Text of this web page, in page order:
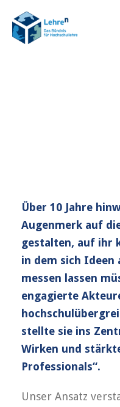
Über 10 Jahre
Augenmerk auf
gestalten, auf ihr
in dem sich Ideen
messen lassen
engagierte
stellte sie ins
Wirken und
Professionals“.
Unser Ansatz